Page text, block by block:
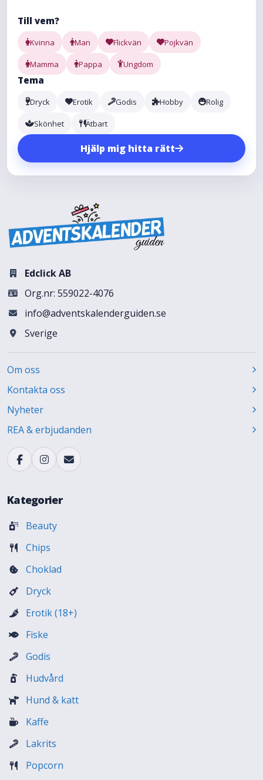
Till vem?
Kvinna Man Flickvän Pojkvän
Mamma Pappa Ungdom
Tema
Dryck Erotik Godis Hobby Rolig
Skönhet Ätbart
Hjälp mig hitta rätt
Edclick AB
Org.nr: 559022-4076
info@adventskalenderguiden.se
Sverige
Om oss
Kontakta oss
Nyheter
REA & erbjudanden
Kategorier
Beauty
Chips
Choklad
Dryck
Erotik (18+)
Fiske
Godis
Hudvård
Hund & katt
Kaffe
Lakrits
Popcorn